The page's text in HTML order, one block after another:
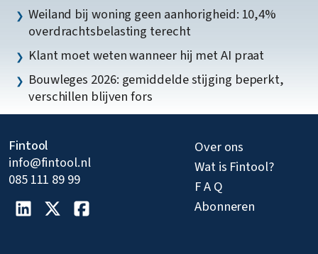
Weiland bij woning geen aanhorigheid: 10,4%
overdrachtsbelasting terecht
Klant moet weten wanneer hij met AI praat
Bouwleges 2026: gemiddelde stijging beperkt,
verschillen blijven fors
Fintool
info@fintool.nl
085 111 89 99
Over ons
Wat is Fintool?
F A Q
Abonneren